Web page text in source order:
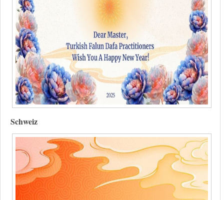
Schweiz